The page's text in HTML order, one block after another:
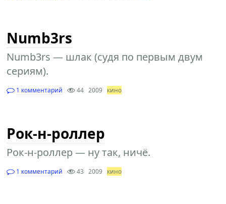
Numb3rs
Numb3rs — шлак (судя по первым двум
сериям).
1 комментарий 44 2009 кино
Рок-н-роллер
Рок-н-роллер — ну так, ничё.
1 комментарий 43 2009 кино